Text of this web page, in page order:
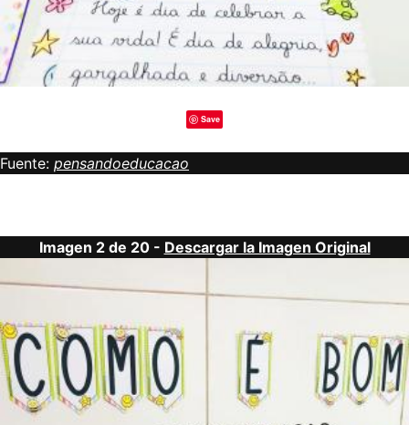
Save
Fuente: pensandoeducacao
Imagen 2 de 20 - Descargar la Imagen Original